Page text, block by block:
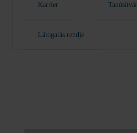
Karrier
Látogatás rendje